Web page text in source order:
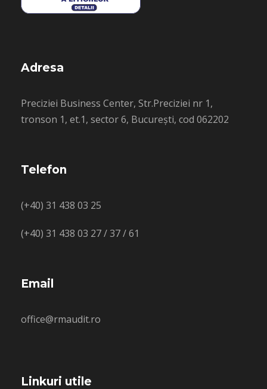
Adresa
Preciziei Business Center, Str.Preciziei nr 1,
tronson 1, et.1, sector 6, București, cod 062202
Telefon
(+40) 31 438 03 25
(+40) 31 438 03 27 / 37 / 61
Email
office@rmaudit.ro
Linkuri utile